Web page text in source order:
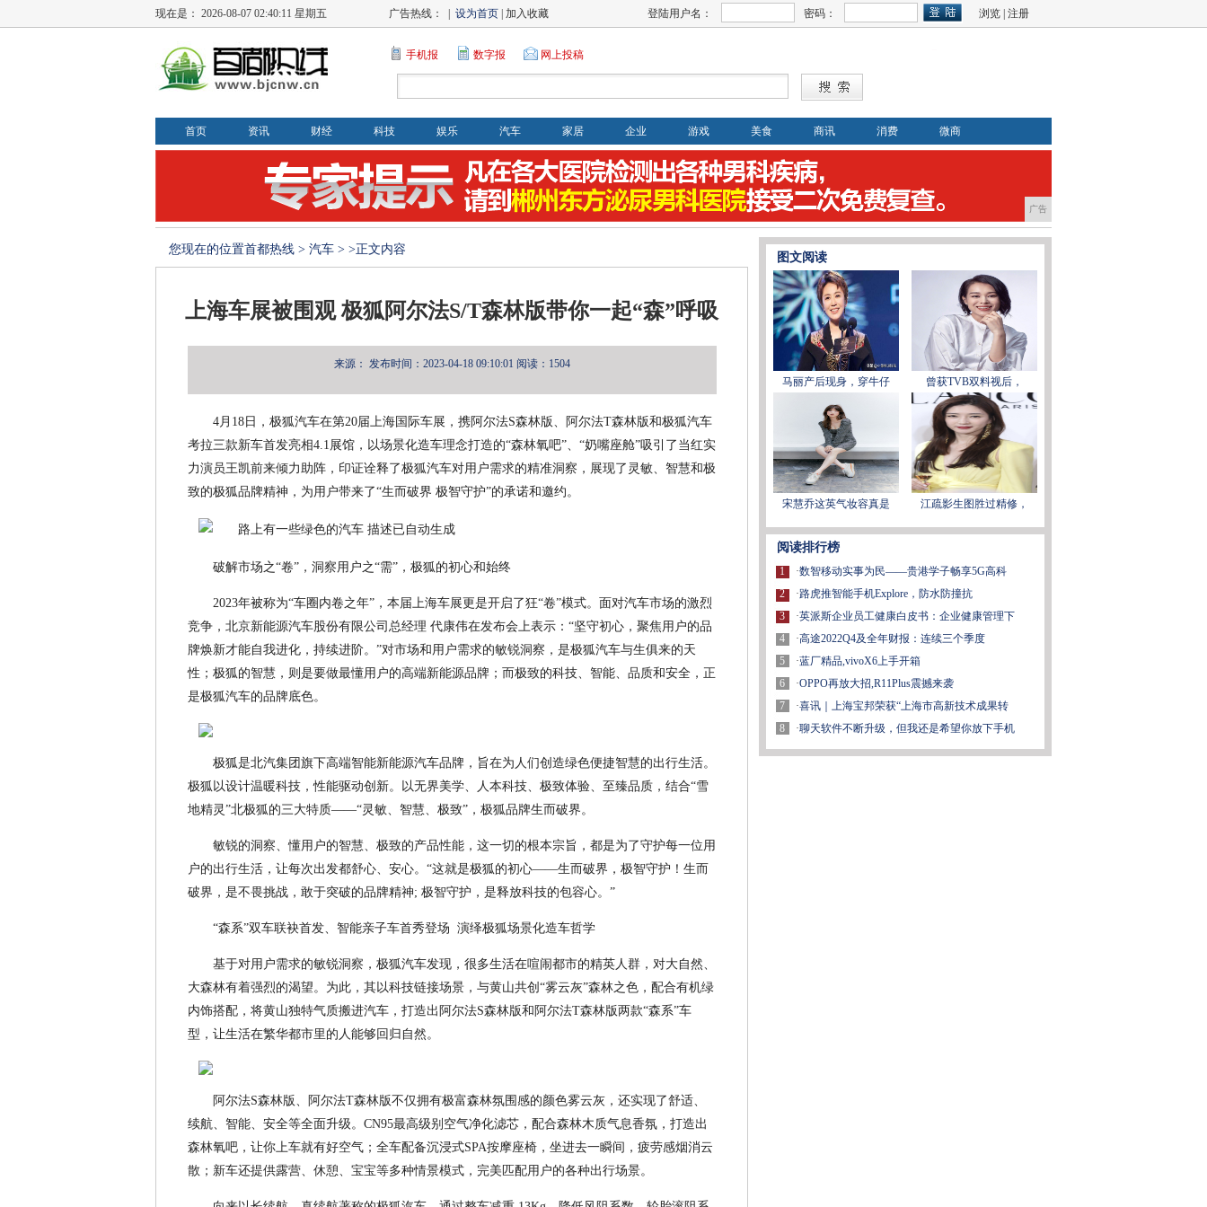
现在是： 2026-08-07 02:40:11 星期五 广告热线： | 设为首页 | 加入收藏 登陆用户名： 密码： 浏览 注册
手机报 数字报 网上投稿
首页 资讯 财经 科技 娱乐 汽车 家居 企业 游戏 美食 商讯 消费 微商
广告
您现在的位置首都热线 > 汽车 > >正文内容
上海车展被围观 极狐阿尔法S/T森林版带你一起“森”呼吸
来源： 发布时间：2023-04-18 09:10:01 阅读：1504
4月18日，极狐汽车在第20届上海国际车展，携阿尔法S森林版、阿尔法T森林版和极狐汽车
考拉三款新车首发亮相4.1展馆，以场景化造车理念打造的“森林氧吧”、“奶嘴座舱”吸引了当红实
力演员王凯前来倾力助阵，印证诠释了极狐汽车对用户需求的精准洞察，展现了灵敏、智慧和极
致的极狐品牌精神，为用户带来了“生而破界 极智守护”的承诺和邀约。
破解市场之“卷”，洞察用户之“需”，极狐的初心和始终
2023年被称为“车圈内卷之年”，本届上海车展更是开启了狂“卷”模式。面对汽车市场的激烈
竞争，北京新能源汽车股份有限公司总经理 代康伟在发布会上表示：“坚守初心，聚焦用户的品
牌焕新才能自我进化，持续进阶。”对市场和用户需求的敏锐洞察，是极狐汽车与生俱来的天
性；极狐的智慧，则是要做最懂用户的高端新能源品牌；而极致的科技、智能、品质和安全，正
是极狐汽车的品牌底色。
极狐是北汽集团旗下高端智能新能源汽车品牌，旨在为人们创造绿色便捷智慧的出行生活。
极狐以设计温暖科技，性能驱动创新。以无界美学、人本科技、极致体验、至臻品质，结合“雪
地精灵”北极狐的三大特质——“灵敏、智慧、极致”，极狐品牌生而破界。
敏锐的洞察、懂用户的智慧、极致的产品性能，这一切的根本宗旨，都是为了守护每一位用
户的出行生活，让每次出发都舒心、安心。“这就是极狐的初心——生而破界，极智守护！生而
破界，是不畏挑战，敢于突破的品牌精神; 极智守护，是释放科技的包容心。”
“森系”双车联袂首发、智能亲子车首秀登场 演绎极狐场景化造车哲学
基于对用户需求的敏锐洞察，极狐汽车发现，很多生活在喧闹都市的精英人群，对大自然、
大森林有着强烈的渴望。为此，其以科技链接场景，与黄山共创“雾云灰”森林之色，配合有机绿
内饰搭配，将黄山独特气质搬进汽车，打造出阿尔法S森林版和阿尔法T森林版两款“森系”车
型，让生活在繁华都市里的人能够回归自然。
阿尔法S森林版、阿尔法T森林版不仅拥有极富森林氛围感的颜色雾云灰，还实现了舒适、
续航、智能、安全等全面升级。CN95最高级别空气净化滤芯，配合森林木质气息香氛，打造出
森林氧吧，让你上车就有好空气；全车配备沉浸式SPA按摩座椅，坐进去一瞬间，疲劳感烟消云
散；新车还提供露营、休憩、宝宝等多种情景模式，完美匹配用户的各种出行场景。
图文阅读
马丽产后现身，穿牛仔 曾获TVB双料视后，
宋慧乔这英气妆容真是 江疏影生图胜过精修，
阅读排行榜
1
2
3
4
5
6
7
8
·数智移动实事为民——贵港学子畅享5G高科
·路虎推智能手机Explore，防水防撞抗
·英派斯企业员工健康白皮书：企业健康管理下
·高途2022Q4及全年财报：连续三个季度
·蓝厂精品,vivoX6上手开箱
·OPPO再放大招,R11Plus震撼来袭
·喜讯｜上海宝邦荣获“上海市高新技术成果转
·聊天软件不断升级，但我还是希望你放下手机